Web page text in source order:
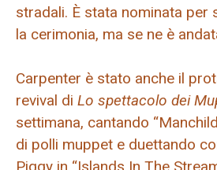
stradali. È stata nominata per
la cerimonia, ma se ne è
Carpenter è stato anche il
revival di Lo spettacolo dei
settimana, cantando
di polli muppet e duettando